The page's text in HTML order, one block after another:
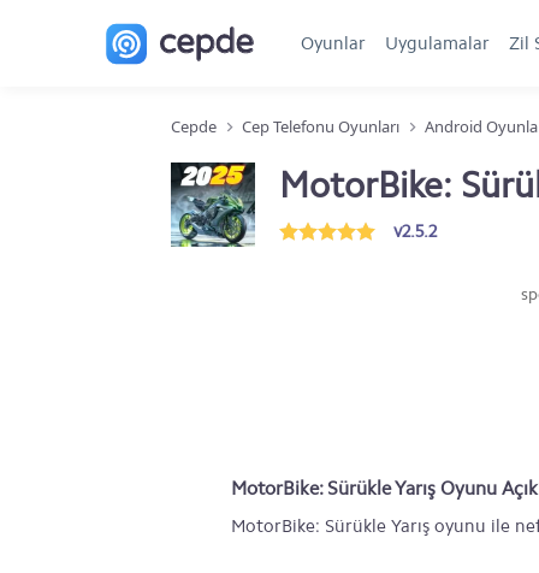
Oyunlar Uygulamalar Zil
Cepde Cep Telefonu Oyunları Android
MotorBike:
v2.5.2
MotorBike: Sürükle Yarış Oyunu
MotorBike: Sürükle Yarış oyunu ile